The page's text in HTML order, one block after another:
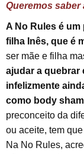
Queremos
A No Rules é
filha Inês, que é
ser mãe e filha
ajudar a quebrar
infelizmente
como body
preconceito da
ou aceite, tem
Na No Rules,